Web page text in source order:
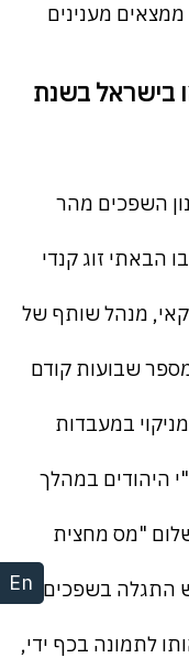
En
מענינים
בישראל בשנת
השפכים מהר
הבאתי זוג קנדי
מנהל שותף של
שבועות קודם
במעבדות
היהודים במהלך
"מס מחצית
התגלה בשפכים
לתמונה בכף ידי,